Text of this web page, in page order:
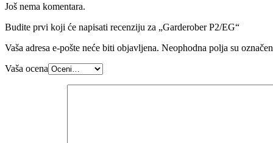
Još nema komentara.
Budite prvi koji će napisati recenziju za „Garderober P2/EG“
Vaša adresa e-pošte neće biti objavljena. Neophodna polja su
Vaša ocena